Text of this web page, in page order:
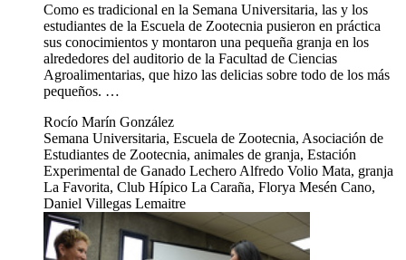
Como es tradicional en la Semana Universitaria, las y los
estudiantes de la Escuela de Zootecnia pusieron en práctica
sus conocimientos y montaron una pequeña granja en los
alrededores del auditorio de la Facultad de Ciencias
Agroalimentarias, que hizo las delicias sobre todo de los más
pequeños. …
Rocío Marín González
Semana Universitaria, Escuela de Zootecnia, Asociación de
Estudiantes de Zootecnia, animales de granja, Estación
Experimental de Ganado Lechero Alfredo Volio Mata, granja
La Favorita, Club Hípico La Caraña, Florya Mesén Cano,
Daniel Villegas Lemaitre